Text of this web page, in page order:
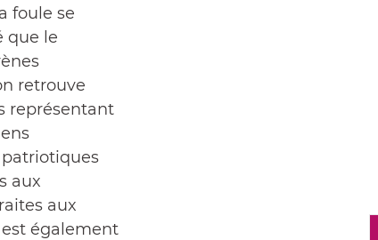
foule se
que le
retrouve
représentant
aux
aux
également